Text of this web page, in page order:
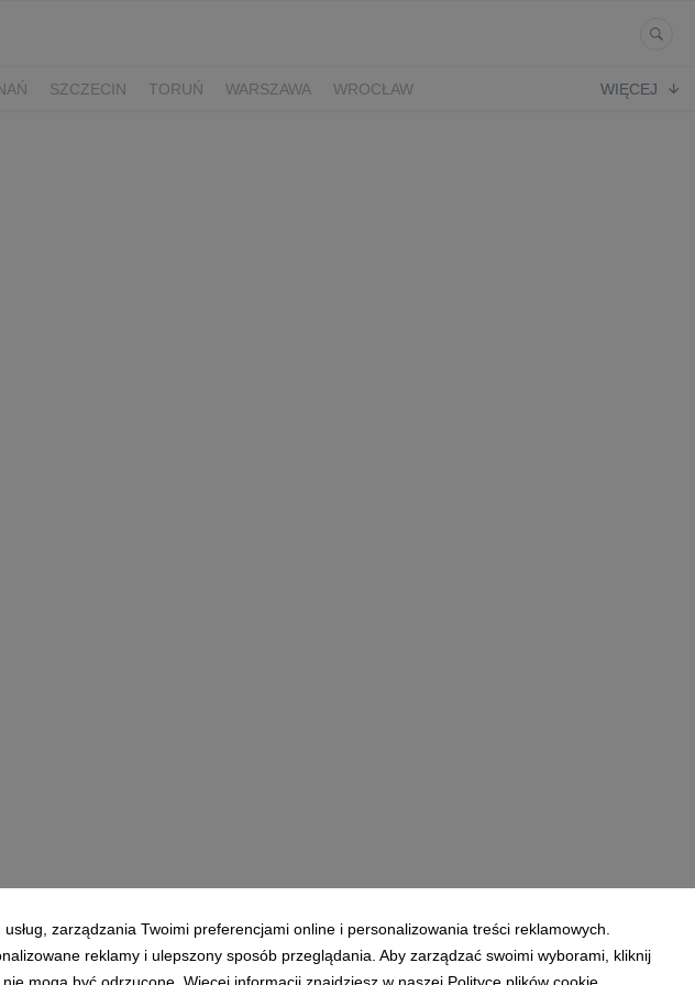
SZCZECIN TORUŃ WARSZAWA
WROCŁAW
WIĘCEJ
zarządzania Twoimi preferencjami online i personalizowania treści reklamowych.
reklamy i ulepszony sposób przeglądania. Aby zarządzać swoimi wyborami, kliknij